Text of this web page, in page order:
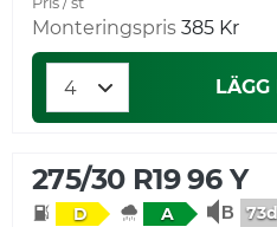
Monteringspris 385 Kr
LÄGG
275/30 R19 96 Y
D A